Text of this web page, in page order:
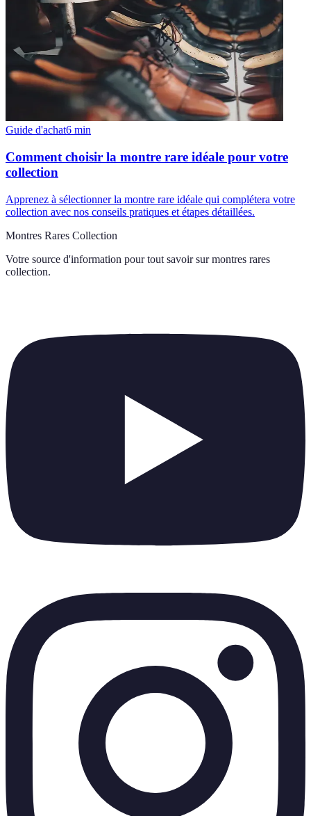
Guide d'achat6 min
Comment choisir la montre rare idéale pour votre
collection
Apprenez à sélectionner la montre rare idéale qui complétera votre
collection avec nos conseils pratiques et étapes détaillées.
Montres Rares Collection
Votre source d'information pour tout savoir sur montres rares
collection.